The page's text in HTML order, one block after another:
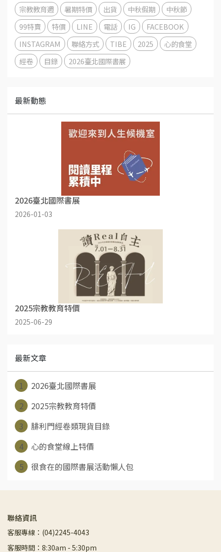
宗教教育週
暑期特價 出貨 中秋假期
中秋節
99特賣
特價 LINE 電話 IG
FACEBOOK
INSTAGRAM
聯絡方式 TIBE 2025
心的食堂
經卷
目錄 2026臺北國際書展
最新動態
2026臺北國際書展
2026-01-03
2025宗教教育特價
2025-06-29
最新文章
1
2026臺北國際書展
2
2025宗教教育特價
3
腓利門經卷類現貨目錄
4
心的食堂線上特價
5
很食在的國際書展活動懶人包
聯絡資訊
客服專線：(04)2245-4043
客服時間：8:30am - 5:30pm